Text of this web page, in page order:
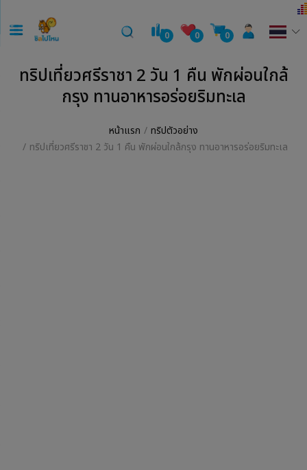
0 0 0
ทริปเที่ยวศรีราชา 2 วัน 1 คืน พักผ่อนใกล้
กรุง ทานอาหารอร่อยริมทะเล
หน้าแรก
ทริปตัวอย่าง
ทริปเที่ยวศรีราชา 2 วัน 1 คืน พักผ่อนใกล้กรุง ทานอาหารอร่อยริมทะเล